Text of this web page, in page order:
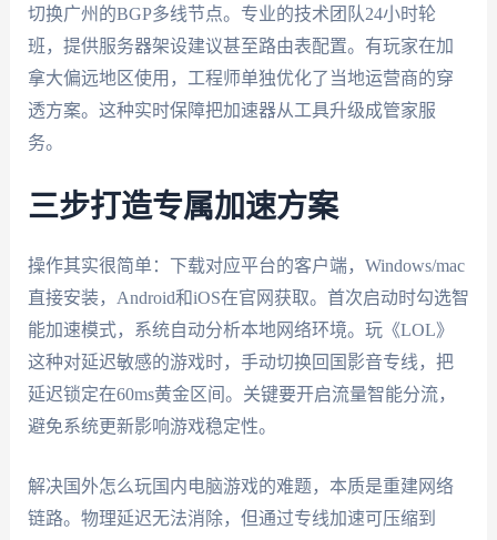
切换广州的BGP多线节点。专业的技术团队24小时轮
班，提供服务器架设建议甚至路由表配置。有玩家在加
拿大偏远地区使用，工程师单独优化了当地运营商的穿
透方案。这种实时保障把加速器从工具升级成管家服
务。
三步打造专属加速方案
操作其实很简单：下载对应平台的客户端，Windows/mac
直接安装，Android和iOS在官网获取。首次启动时勾选智
能加速模式，系统自动分析本地网络环境。玩《LOL》
这种对延迟敏感的游戏时，手动切换回国影音专线，把
延迟锁定在60ms黄金区间。关键要开启流量智能分流，
避免系统更新影响游戏稳定性。
解决国外怎么玩国内电脑游戏的难题，本质是重建网络
链路。物理延迟无法消除，但通过专线加速可压缩到